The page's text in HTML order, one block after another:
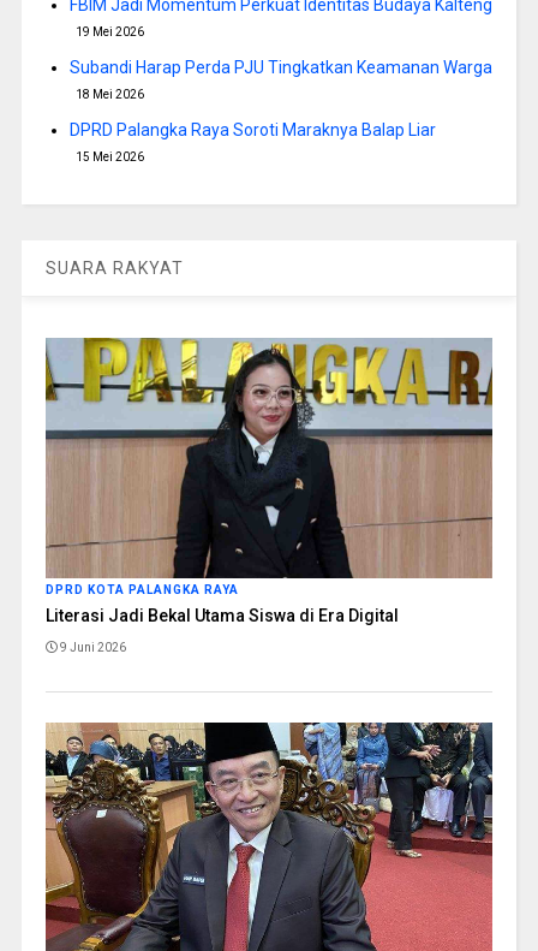
FBIM Jadi Momentum Perkuat Identitas Budaya Kalteng
19 Mei 2026
Subandi Harap Perda PJU Tingkatkan Keamanan Warga
18 Mei 2026
DPRD Palangka Raya Soroti Maraknya Balap Liar
15 Mei 2026
SUARA RAKYAT
DPRD KOTA PALANGKA RAYA
Literasi Jadi Bekal Utama Siswa di Era Digital
9 Juni 2026